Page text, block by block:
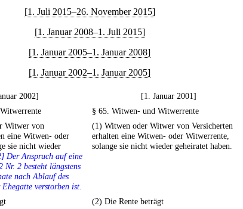
[1. Juli 2015–26. November 2015]
[1. Januar 2008–1. Juli 2015]
[1. Januar 2005–1. Januar 2008]
[1. Januar 2002–1. Januar 2005]
2002]
[1. Januar 2001]
§ 65. Witwen- und Witwerrente
Witwer von
eine Witwen- oder
sie nicht wieder
Der Anspruch auf eine
Nr. 2 besteht längstens
nach Ablauf des
verstorben ist.
(1) Witwen oder Witwer von Versicherten
erhalten eine Witwen- oder Witwerrente,
solange sie nicht wieder geheiratet haben.
(2) Die Rente beträgt